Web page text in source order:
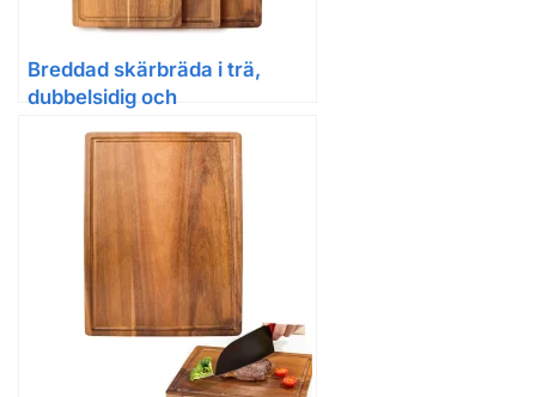
Breddad skärbräda i trä,
dubbelsidig och